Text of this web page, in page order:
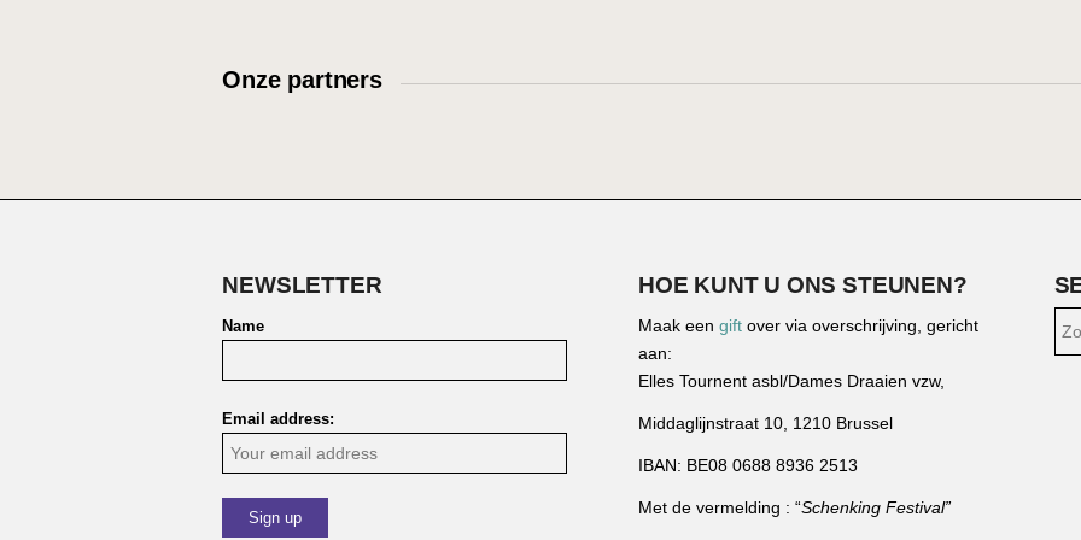
Onze partners
NEWSLETTER
Name
Email address:
HOE KUNT U ONS STEUNEN?
Maak een giftover via overschrijving, gericht
aan:
Elles Tournent asbl/Dames Draaien vzw,
Middaglijnstraat 10, 1210 Brussel
IBAN: BE08 0688 8936 2513
Met de vermelding : “Schenking Festival”